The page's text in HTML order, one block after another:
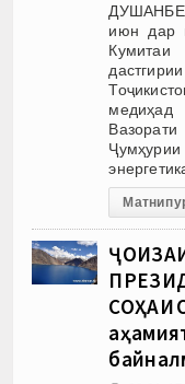
июн дар
Матни
СОҲАИ